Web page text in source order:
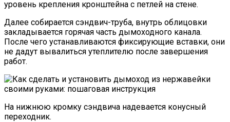
уровень крепления кронштейна с петлей на стене.
Далее собирается сэндвич-труба, внутрь облицовки
закладывается горячая часть дымоходного канала.
После чего устанавливаются фиксирующие вставки, они
не дадут вывалиться утеплителю после завершения
работ.
На нижнюю кромку сэндвича надевается конусный
переходник.